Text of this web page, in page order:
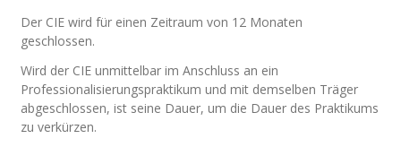
Der CIE wird für einen Zeitraum von 12 Monaten
geschlossen.
Wird der CIE unmittelbar im Anschluss an ein
Professionalisierungspraktikum und mit demselben Träger
abgeschlossen, ist seine Dauer, um die Dauer des Praktikums
zu verkürzen.